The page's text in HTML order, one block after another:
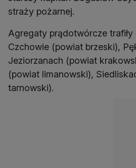
straży pożarnej.
Agregaty prądotwórcze
Czchowie (powiat brzeski),
Jeziorzanach (powiat
(powiat limanowski),
tarnowski).